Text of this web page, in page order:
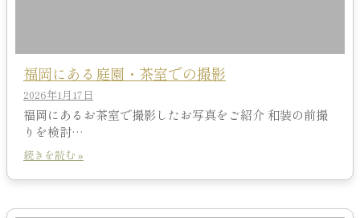
福岡にある庭園・茶室での撮影
2026年1月17日
福岡にあるお茶室で撮影したお写真をご紹介 和装の前撮
りを検討…
続きを読む »